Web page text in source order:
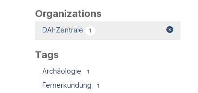
Organizations
DAI-Zentrale 1
Tags
Archäologie 1
Fernerkundung 1